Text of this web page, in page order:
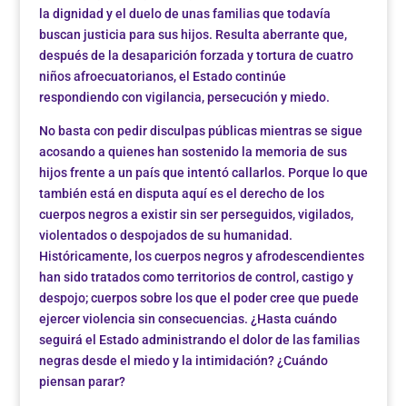
la dignidad y el duelo de unas familias que todavía
buscan justicia para sus hijos. Resulta aberrante que,
después de la desaparición forzada y tortura de cuatro
niños afroecuatorianos, el Estado continúe
respondiendo con vigilancia, persecución y miedo.
No basta con pedir disculpas públicas mientras se sigue
acosando a quienes han sostenido la memoria de sus
hijos frente a un país que intentó callarlos. Porque lo que
también está en disputa aquí es el derecho de los
cuerpos negros a existir sin ser perseguidos, vigilados,
violentados o despojados de su humanidad.
Históricamente, los cuerpos negros y afrodescendientes
han sido tratados como territorios de control, castigo y
despojo; cuerpos sobre los que el poder cree que puede
ejercer violencia sin consecuencias. ¿Hasta cuándo
seguirá el Estado administrando el dolor de las familias
negras desde el miedo y la intimidación? ¿Cuándo
piensan parar?